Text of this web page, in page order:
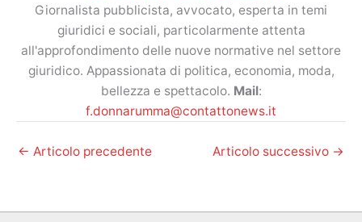
Giornalista pubblicista, avvocato, esperta in temi
giuridici e sociali, particolarmente attenta
all'approfondimento delle nuove normative nel settore
giuridico. Appassionata di politica, economia, moda,
bellezza e spettacolo. Mail:
f.donnarumma@contattonews.it
← Articolo precedente Articolo successivo →